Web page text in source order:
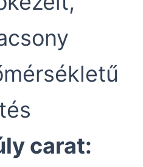
carat: